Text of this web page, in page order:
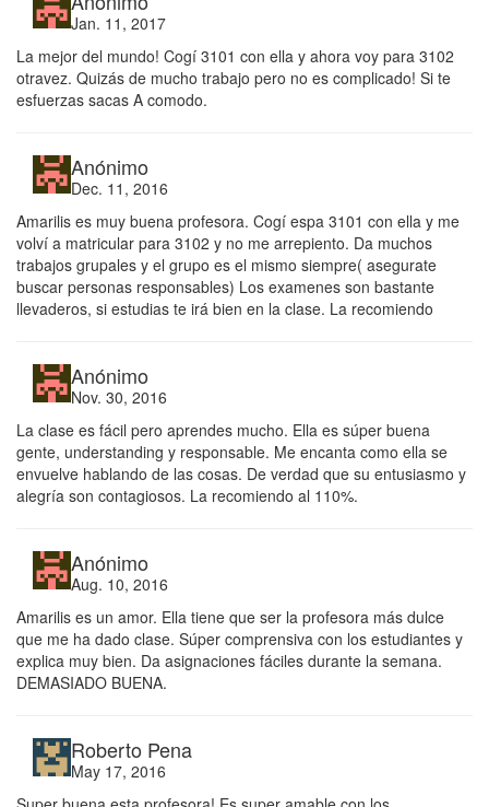
Jan. 11, 2017
La mejor del mundo! Cogí 3101 con ella y ahora voy para 3102
otravez. Quizás de mucho trabajo pero no es complicado! Si te
esfuerzas sacas A comodo.
Anónimo
Dec. 11, 2016
Amarilis es muy buena profesora. Cogí espa 3101 con ella y me
volví a matricular para 3102 y no me arrepiento. Da muchos
trabajos grupales y el grupo es el mismo siempre( asegurate
buscar personas responsables) Los examenes son bastante
llevaderos, si estudias te irá bien en la clase. La recomiendo
Anónimo
Nov. 30, 2016
La clase es fácil pero aprendes mucho. Ella es súper buena
gente, understanding y responsable. Me encanta como ella se
envuelve hablando de las cosas. De verdad que su entusiasmo y
alegría son contagiosos. La recomiendo al 110%.
Anónimo
Aug. 10, 2016
Amarilis es un amor. Ella tiene que ser la profesora más dulce
que me ha dado clase. Súper comprensiva con los estudiantes y
explica muy bien. Da asignaciones fáciles durante la semana.
DEMASIADO BUENA.
Roberto Pena
May 17, 2016